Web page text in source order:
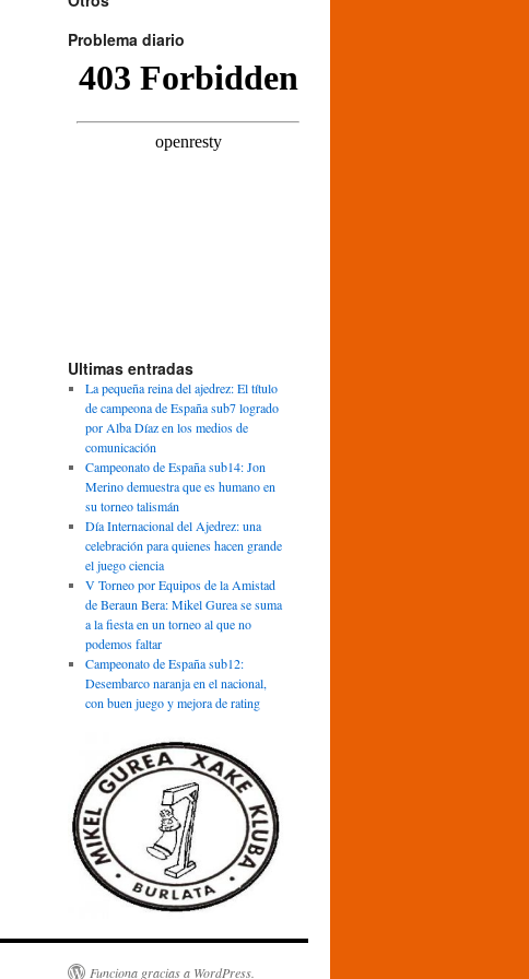
Problema diario
Ultimas entradas
La pequeña reina del ajedrez: El título
de campeona de España sub7 logrado
por Alba Díaz en los medios de
comunicación
Campeonato de España sub14: Jon
Merino demuestra que es humano en
su torneo talismán
Día Internacional del Ajedrez: una
celebración para quienes hacen grande
el juego ciencia
V Torneo por Equipos de la Amistad
de Beraun Bera: Mikel Gurea se suma
a la fiesta en un torneo al que no
podemos faltar
Campeonato de España sub12:
Desembarco naranja en el nacional,
con buen juego y mejora de rating
Funciona gracias a WordPress.